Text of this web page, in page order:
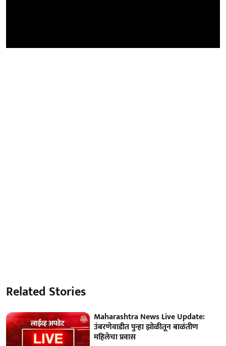
Related Stories
Maharashtra News Live Update:
उंबरणेवाडीत पुन्हा झोळीतून बाळंतीण
महिलेचा प्रवास